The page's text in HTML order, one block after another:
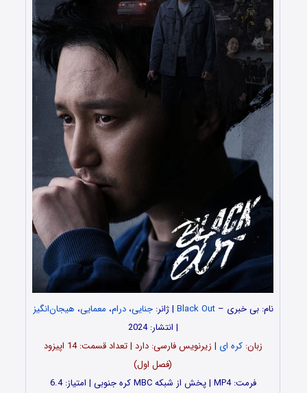
نام: بی خبری –Black Out | ژانر:جنایی،درام، معمایی، هیجان‌انگیز
| انتشار: 2024
زبان:کره ای
| زیرنویس فارسی: دارد | تعداد قسمت‌‌‌: 14 اپیزود
(فصل اول)
فرمت: MP4 | پخش از شبکه MBC کره جنوبی | امتیاز: 6.4